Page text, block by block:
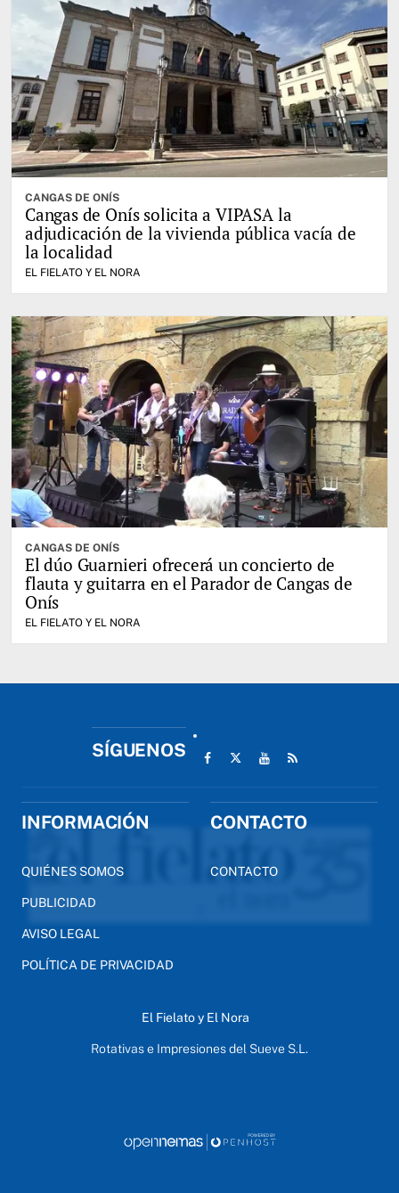
CANGAS DE ONÍS
Cangas de Onís solicita a VIPASA la
adjudicación de la vivienda pública vacía de
la localidad
EL FIELATO Y EL NORA
CANGAS DE ONÍS
El dúo Guarnieri ofrecerá un concierto de
flauta y guitarra en el Parador de Cangas de
Onís
EL FIELATO Y EL NORA
SÍGUENOS
INFORMACIÓN
QUIÉNES SOMOS
PUBLICIDAD
AVISO LEGAL
POLÍTICA DE PRIVACIDAD
CONTACTO
CONTACTO
El Fielato y El Nora
Rotativas e Impresiones del Sueve S.L.